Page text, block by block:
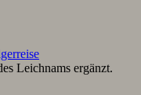
Leichnams ergänzt.